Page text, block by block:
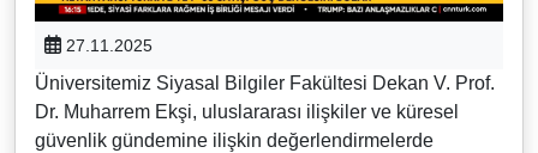
27.11.2025
Üniversitemiz Siyasal Bilgiler Fakültesi Dekan V. Prof.
Dr. Muharrem Ekşi, uluslararası ilişkiler ve küresel
güvenlik gündemine ilişkin değerlendirmelerde